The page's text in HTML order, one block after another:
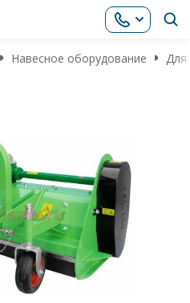
Навесное оборудование Для